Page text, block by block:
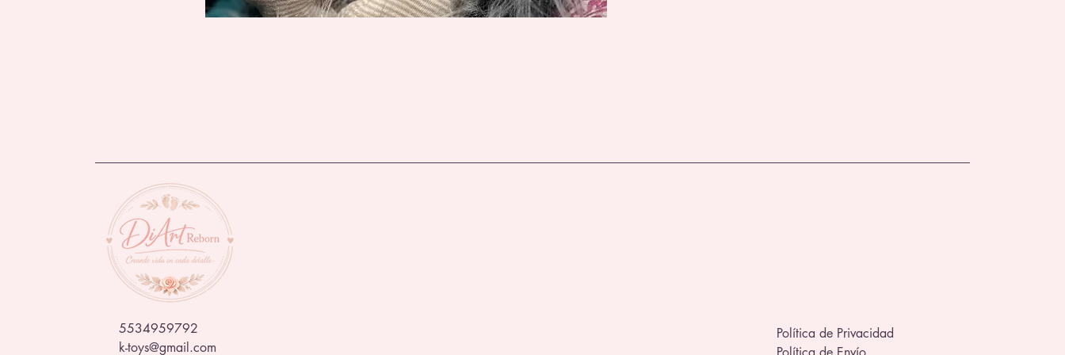
5534959792
k-toys@gmail.com
Política de Privacidad